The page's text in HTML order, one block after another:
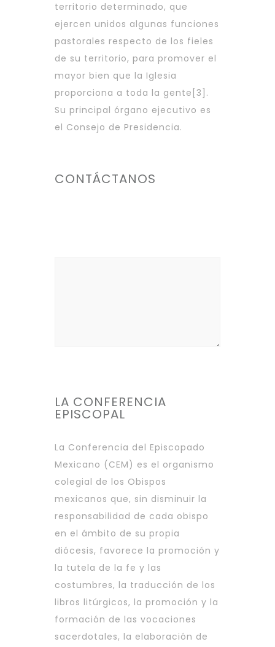
territorio determinado, que
ejercen unidos algunas funciones
pastorales respecto de los fieles
de su territorio, para promover el
mayor bien que la Iglesia
proporciona a toda la gente [3] .
Su principal órgano ejecutivo es
el Consejo de Presidencia.
CONTÁCTANOS
LA CONFERENCIA
EPISCOPAL
La Conferencia del Episcopado
Mexicano (CEM) es el organismo
colegial de los Obispos
mexicanos que, sin disminuir la
responsabilidad de cada obispo
en el ámbito de su propia
diócesis, favorece la promoción y
la tutela de la fe y las
costumbres, la traducción de los
libros litúrgicos, la promoción y la
formación de las vocaciones
sacerdotales, la elaboración de